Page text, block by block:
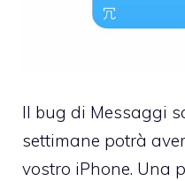
Il bug di Messaggi
settimane potrà
vostro iPhone. Una